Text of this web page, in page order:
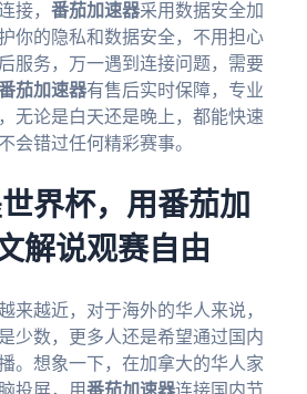
接， 番茄加速器采用数据安全加
你的隐私和数据安全，不用担心
服务，万一遇到连接问题，需要
茄加速器有售后实时保障，专业
无论是白天还是晚上，都能快速
会错过任何精彩赛事。
界杯，用番茄加
解说观赛自由
来越近，对于海外的华人来说，
少数，更多人还是希望通过国内
。想象一下，在加拿大的华人家
投屏，用番茄加速器连接国内节